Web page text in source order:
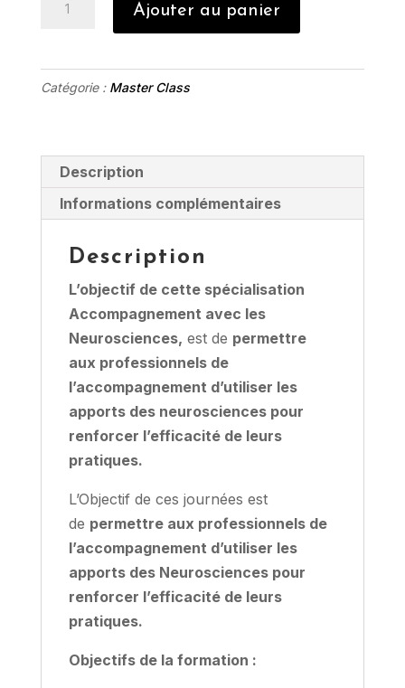
Spécialisation
-
Neurosciences
Ajouter au panier
Catégorie : Master Class
Description
Informations complémentaires
Description
L’objectif de cette spécialisation
Accompagnement avec les
Neurosciences, est de permettre
aux professionnels de
l’accompagnement d’utiliser les
apports des neurosciences pour
renforcer l’efficacité de leurs
pratiques.
L’Objectif de ces journées est
de permettre aux professionnels de
l’accompagnement d’utiliser les
apports des Neurosciences pour
renforcer l’efficacité de leurs
pratiques.
Objectifs de la formation :